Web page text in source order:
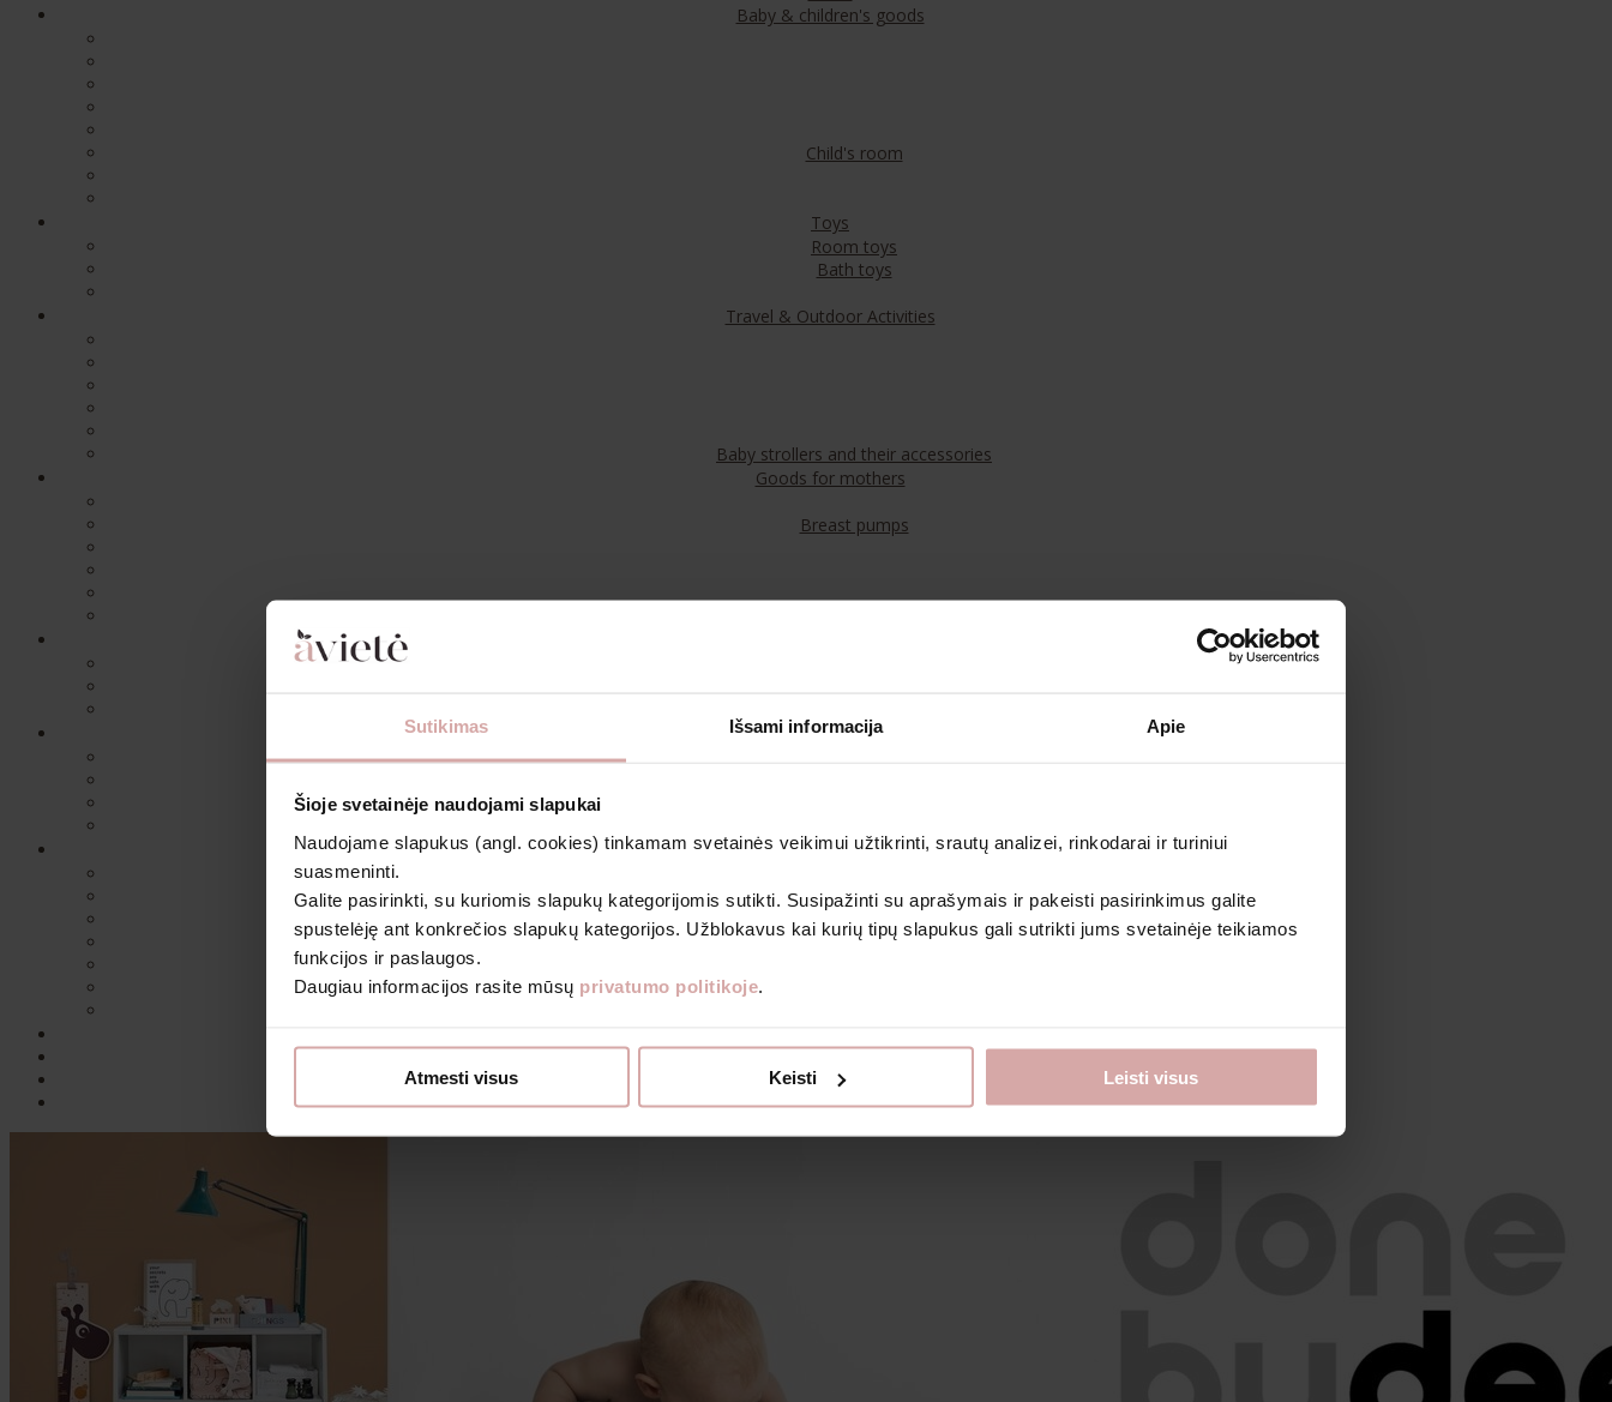
Sutikimas Išsami informacija Apie
Šioje svetainėje naudojami slapukai
Naudojame slapukus (angl. cookies) tinkamam svetainės veikimui užtikrinti, srautų analizei, rinkodarai ir turiniui
suasmeninti.
Galite pasirinkti, su kuriomis slapukų kategorijomis sutikti. Susipažinti su aprašymais ir pakeisti pasirinkimus galite
spustelėję ant konkrečios slapukų kategorijos. Užblokavus kai kurių tipų slapukus gali sutrikti jums svetainėje teikiamos
funkcijos ir paslaugos.
Daugiau informacijos rasite mūsų privatumo politikoje.
Atmesti visus Keisti Leisti visus
Baby & children's goods
Child's room
Toys
Room toys
Bath toys
Travel & Outdoor Activities
Baby strollers and their accessories
Goods for mothers
Breast pumps
Cosmetics & Aromatherapy
Clothing
Pants
Baby bodies
Sweaters and pullovers
Gift vouchers
Outlet
About Aviete